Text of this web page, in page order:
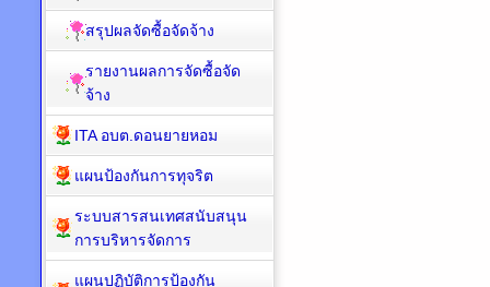
สรุปผลจัดซื้อจัดจ้าง
รายงานผลการจัดซื้อจัด
จ้าง
ITA อบต.ดอนยายหอม
แผนป้องกันการทุจริต
ระบบสารสนเทศสนับสนุน
การบริหารจัดการ
แผนปฏิบัติการป้องกัน